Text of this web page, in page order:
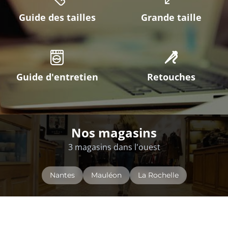
Guide des tailles Grande taille
Guide d'entretien Retouches
Nos magasins
3 magasins dans l'ouest
Nantes Mauléon La Rochelle